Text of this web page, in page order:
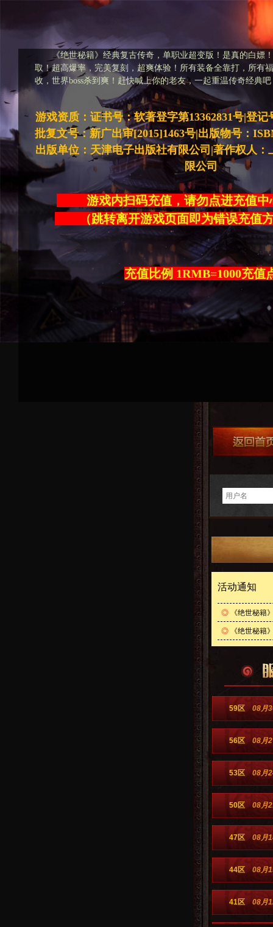
《绝世秘籍》经典复古传奇，单职业超变版！是真的白嫖
取！超高爆率，完美复刻，超爽体验！所有装备全靠打，所有
收，世界boss杀到爽！赶快喊上你的老友，一起重温传奇经典吧
游戏资质：证书号：软著登字第13362831号|登记
批复文号：新广出审[2015]1463号|出版物号：
出版单位：天津电子出版社有限公司|著作权人：
限公司
游戏内扫码充值，请勿点进充
（跳转离开游戏页面即为错误
充值比例 1RMB=1000充值
活动通知
◎ 《绝世秘籍
◎ 《绝世秘籍
59区 08月
56区 08月
53区 08月
50区 08月
47区 08月
44区 08月
41区 08月